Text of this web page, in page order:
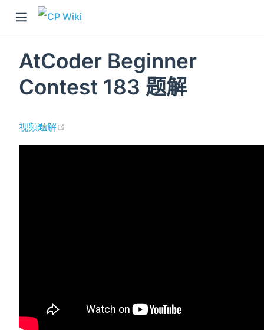
AtCoder Beginner
Contest 183 题解
视频题解